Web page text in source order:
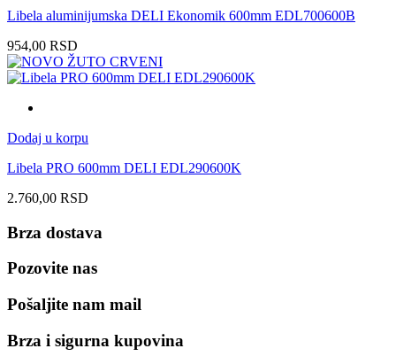
Libela aluminijumska DELI Ekonomik 600mm EDL700600B
954,00 RSD
Dodaj u korpu
Libela PRO 600mm DELI EDL290600K
2.760,00 RSD
Brza dostava
Pozovite nas
Pošaljite nam mail
Brza i sigurna kupovina